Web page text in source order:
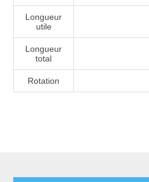
Longueur
utile
Longueur
total
Rotation